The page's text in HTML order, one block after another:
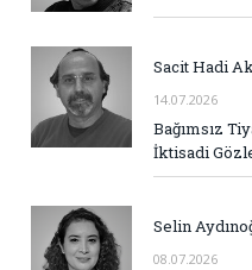
Sacit Hadi
14.07.2026
Bağımsız
İktisadi
Selin
08.07.2026